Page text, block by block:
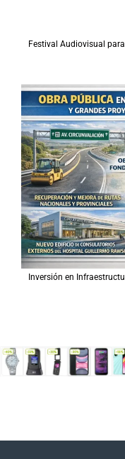
Festival Audiovisual
Inversión en